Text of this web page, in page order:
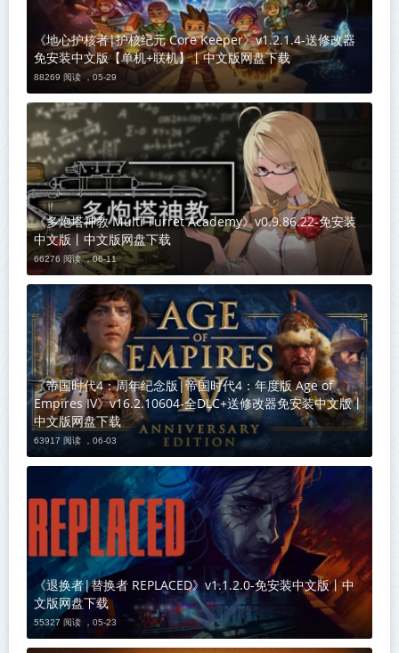
《地心护核者|护核纪元 Core Keeper》v1.2.1.4-送修改器
免安装中文版【单机+联机】丨中文版网盘下载
88269 阅读 ，05-29
《多炮塔神教 Multi Turret Academy》v0.9.86.22-免安装
中文版丨中文版网盘下载
66276 阅读 ，06-11
《帝国时代4：周年纪念版|帝国时代4：年度版 Age of
Empires IV》v16.2.10604-全DLC+送修改器免安装中文版丨
中文版网盘下载
63917 阅读 ， 06-03
《退换者|替换者 REPLACED》v1.1.2.0-免安装中文版丨中
文版网盘下载
55327 阅读 ， 05-23